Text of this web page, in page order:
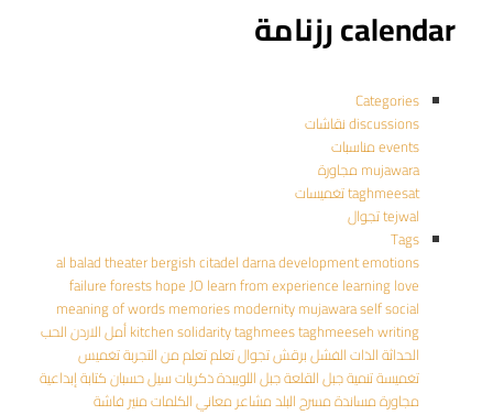
calendar رزنامة
Categories
discussions نقاشات
events مناسبات
mujawara مجاورة
taghmeesat تغميسات
tejwal تجوال
Tags
al balad theaterbergishcitadeldarnadevelopmentemotions
failureforestshopeJO learn from experience learninglove
meaning of wordsmemoriesmodernitymujawaraselfsocial
kitchensolidaritytaghmeestaghmeesehwriting أملالاردنالحب
الحداثةالذاتالفشلبرقشتجوالتعلمتعلم من التجربةتغميس
تغميسةتنميةجبل القلعةجبل اللويبدةذكرياتسيل حسبانكتابة إبداعية
مجاورةمساندةمسرح البلدمشاعر معاني الكلماتمنير فاشة